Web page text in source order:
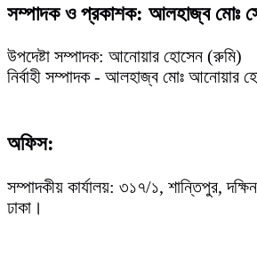
সম্পাদক ও প্রকাশক: আলহাজ্ব মোঃ
উপদেষ্টা সম্পাদক: আনোয়ার হোসেন (রুমি)
নির্বাহী সম্পাদক - আলহাজ্ব মোঃ আনোয়ার
অফিস:
সম্পাদকীয় কার্যালয়: ৩১৭/১, শান্তিপুর,
ঢাকা।